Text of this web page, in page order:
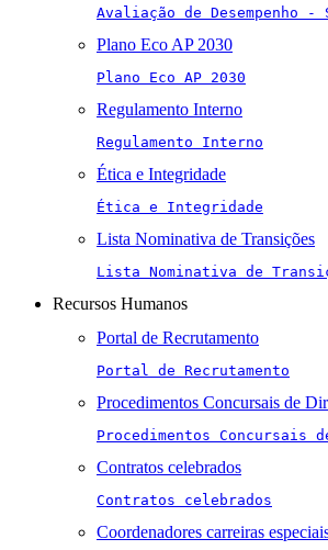
Avaliação de Desempenho -
Plano Eco AP 2030
Plano Eco AP 2030
Regulamento Interno
Regulamento Interno
Ética e Integridade
Ética e Integridade
Lista Nominativa de Transições
Lista Nominativa de
Recursos Humanos
Portal de Recrutamento
Portal de Recrutamento
Procedimentos Concursais de
Procedimentos Concursais
Contratos celebrados
Contratos celebrados
Coordenadores carreiras